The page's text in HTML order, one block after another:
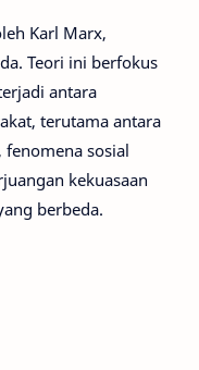
Karl Marx,
Teori ini berfokus
antara
terutama antara
sosial
kekuasaan
berbeda.